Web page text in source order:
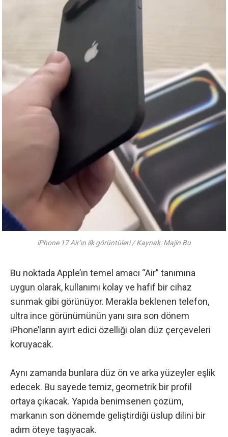
iPhone 17 Air’ın ilk görüntüleri / Kaynak: Majin Bu
Bu noktada Apple’ın temel amacı “Air” tanımına
uygun olarak, kullanımı kolay ve hafif bir cihaz
sunmak gibi görünüyor. Merakla beklenen telefon,
ultra ince görünümünün yanı sıra son dönem
iPhone’ların ayırt edici özelliği olan düz çerçeveleri
koruyacak.
Aynı zamanda bunlara düz ön ve arka yüzeyler eşlik
edecek. Bu sayede temiz, geometrik bir profil
ortaya çıkacak. Yapıda benimsenen çözüm,
markanın son dönemde geliştirdiği üslup dilini bir
adım öteye taşıyacak.